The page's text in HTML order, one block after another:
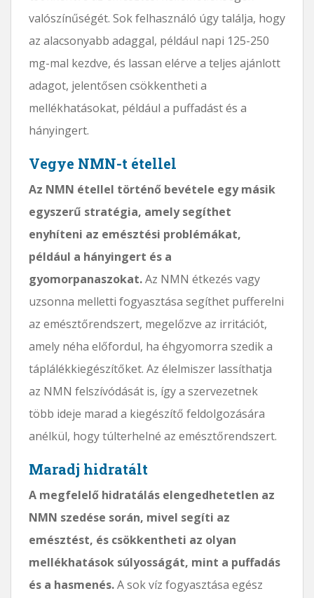
valószínűségét. Sok felhasználó úgy találja, hogy
az alacsonyabb adaggal, például napi 125-250
mg-mal kezdve, és lassan elérve a teljes ajánlott
adagot, jelentősen csökkentheti a
mellékhatásokat, például a puffadást és a
hányingert.
Vegye NMN-t étellel
Az NMN étellel történő bevétele egy másik
egyszerű stratégia, amely segíthet
enyhíteni az emésztési problémákat,
például a hányingert és a
gyomorpanaszokat.Az NMN étkezés vagy
uzsonna melletti fogyasztása segíthet pufferelni
az emésztőrendszert, megelőzve az irritációt,
amely néha előfordul, ha éhgyomorra szedik a
táplálékkiegészítőket. Az élelmiszer lassíthatja
az NMN felszívódását is, így a szervezetnek
több ideje marad a kiegészítő feldolgozására
anélkül, hogy túlterhelné az emésztőrendszert.
Maradj hidratált
A megfelelő hidratálás elengedhetetlen az
NMN szedése során, mivel segíti az
emésztést, és csökkentheti az olyan
mellékhatások súlyosságát, mint a puffadás
és a hasmenés.A sok víz fogyasztása egész